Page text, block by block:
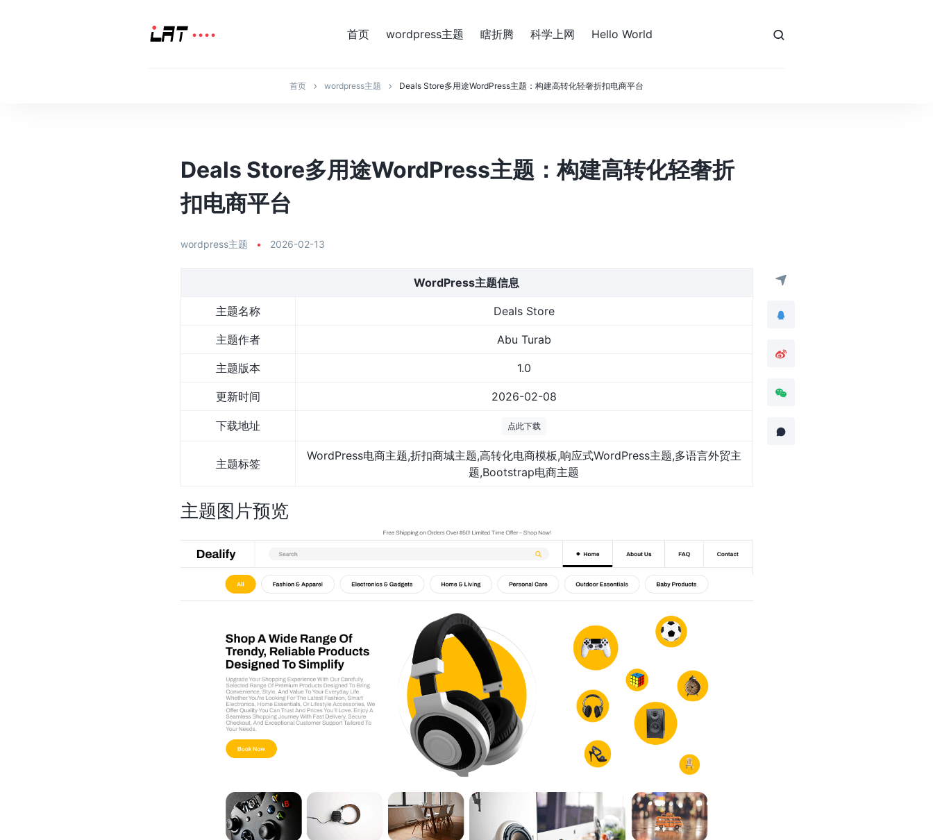
首页 wordpress主题 瞎折腾 科学上网 Hello World
首页 wordpress主题 Deals Store多用途WordPress主题：构建高转化轻奢折扣电商平台
Deals Store多用途WordPress主题：构建高转化轻奢折
扣电商平台
wordpress主题 • 2026-02-13
WordPress主题信息
主题名称 Deals Store
主题作者 Abu Turab
主题版本 1.0
更新时间 2026-02-08
下载地址 点此下载
主题标签
WordPress电商主题,折扣商城主题,高转化电商模板,响应式WordPress主题,多语言外贸主
题,Bootstrap电商主题
主题图片预览